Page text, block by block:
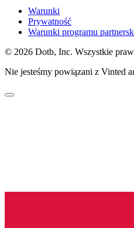
Warunki
Prywatność
Warunki programu
© 2026 Dotb, Inc. Wszystkie
Nie jesteśmy powiązani z Vinted